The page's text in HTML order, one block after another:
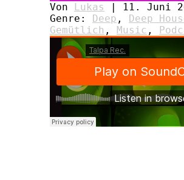
Von Lukas |
11. Juni
Genre:
Deep , Deep
Gemütlich , Music ,